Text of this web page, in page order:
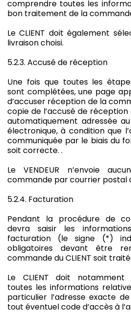
comprendre toutes les
bon traitement de la
Le CLIENT doit également
livraison choisi.
5.2.3. Accusé de réception
Une fois que toutes les
sont complétées, une page
d’accuser réception de la
copie de l’accusé de
automatiquement adressée
électronique, à condition que
communiquée par le biais du
soit correcte. .
Le VENDEUR n’envoie
commande par courrier postal
5.2.4. Facturation
Pendant la procédure de
devra saisir les
facturation (le signe (*)
obligatoires devant être
commande du CLIENT soit
Le CLIENT doit notamment
toutes les informations
particulier l’adresse exacte de
tout éventuel code d’accès à